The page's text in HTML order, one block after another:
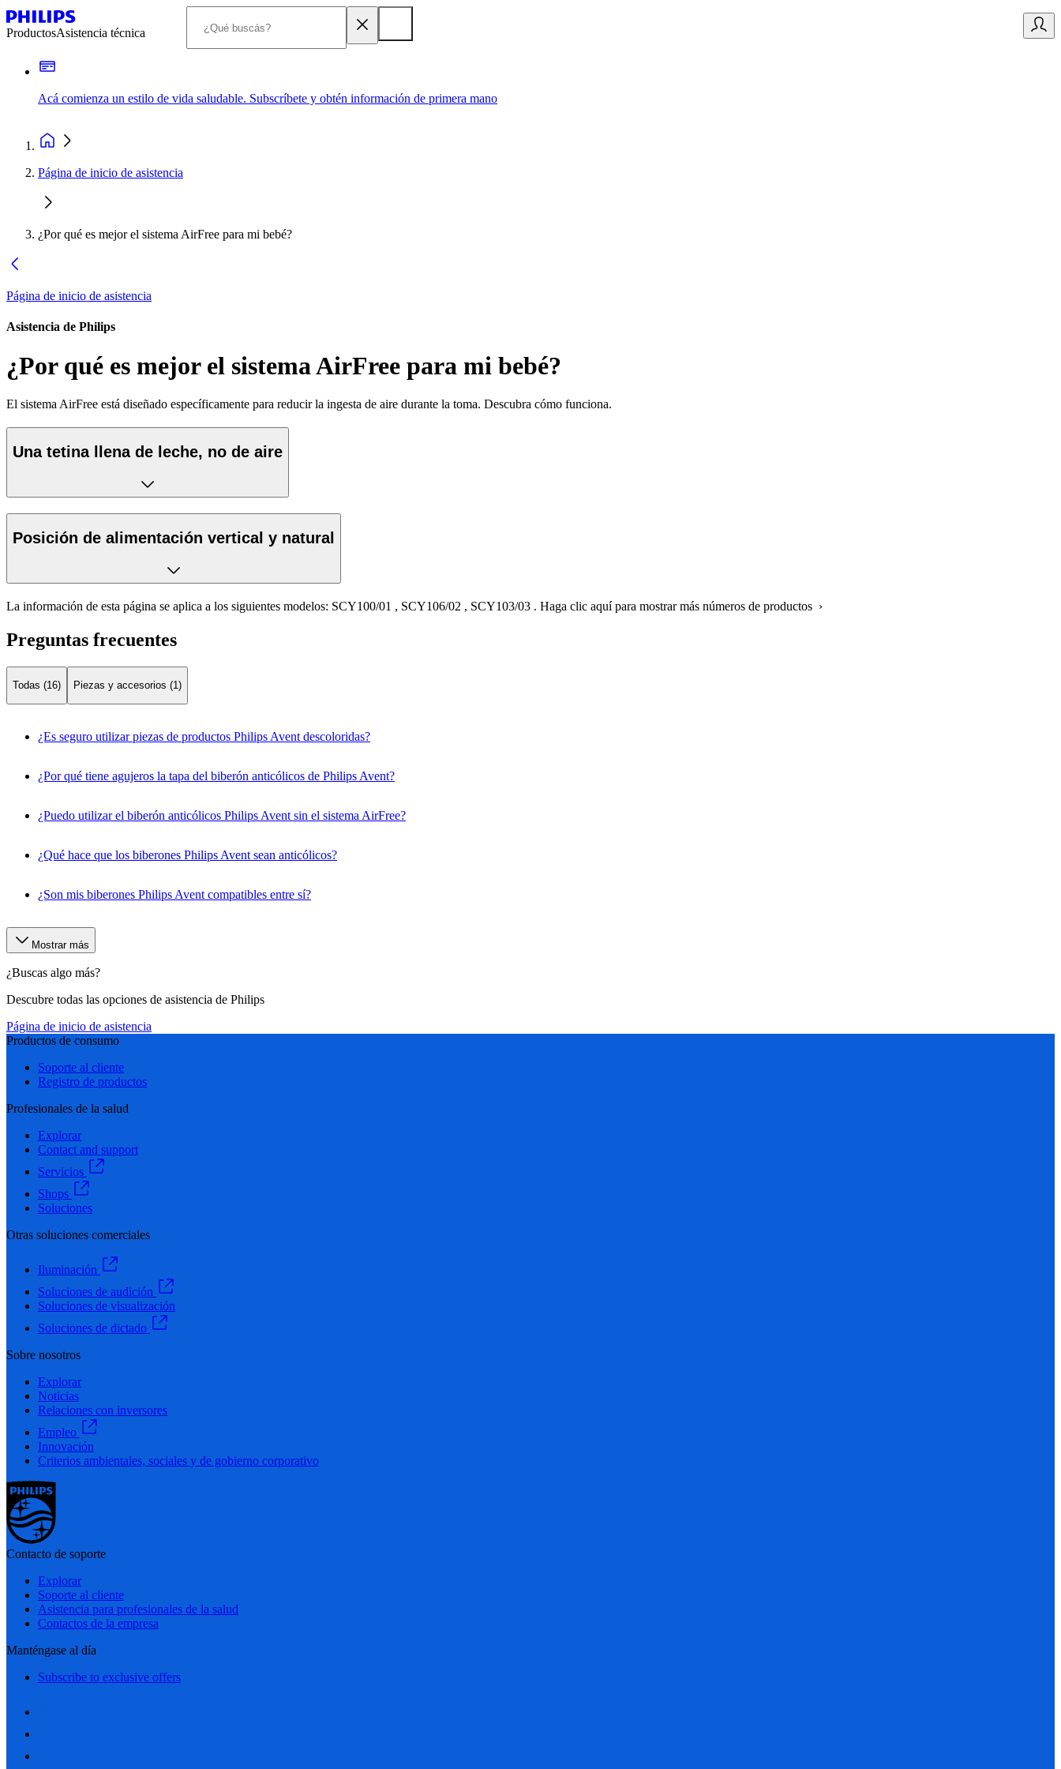
ProductosAsistencia técnica
Acá comienza un estilo de vida saludable. Subscríbete y obtén información de primera mano
Página de inicio de asistencia
¿Por qué es mejor el sistema AirFree para mi bebé?
Página de inicio de asistencia
Asistencia de Philips
¿Por qué es mejor el sistema AirFree para mi bebé?
El sistema AirFree está diseñado específicamente para reducir la ingesta de aire durante la toma. Descubra cómo funciona.
Una tetina llena de leche, no de aire
Posición de alimentación vertical y natural
La información de esta página se aplica a los siguientes modelos: SCY100/01 , SCY106/02 , SCY103/03 . Haga clic aquí para mostrar más números de productos ›
Preguntas frecuentes
Todas (16) Piezas y accesorios (1)
¿Es seguro utilizar piezas de productos Philips Avent descoloridas?
¿Por qué tiene agujeros la tapa del biberón anticólicos de Philips Avent?
¿Puedo utilizar el biberón anticólicos Philips Avent sin el sistema AirFree?
¿Qué hace que los biberones Philips Avent sean anticólicos?
¿Son mis biberones Philips Avent compatibles entre sí?
Mostrar más
¿Buscas algo más?
Descubre todas las opciones de asistencia de Philips
Página de inicio de asistencia
Productos de consumo
Soporte al cliente
Registro de productos
Profesionales de la salud
Explorar
Contact and support
Servicios
Shops
Soluciones
Otras soluciones comerciales
Iluminación
Soluciones de audición
Soluciones de visualización
Soluciones de dictado
Sobre nosotros
Explorar
Noticias
Relaciones con inversores
Empleo
Innovación
Criterios ambientales, sociales y de gobierno corporativo
Contacto de soporte
Explorar
Soporte al cliente
Asistencia para profesionales de la salud
Contactos de la empresa
Manténgase al día
Subscribe to exclusive offers